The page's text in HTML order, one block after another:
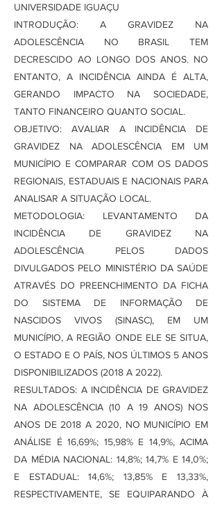
UNIVERSIDADE IGUAÇU
INTRODUÇÃO: A GRAVIDEZ NA
ADOLESCÊNCIA NO BRASIL TEM
DECRESCIDO AO LONGO DOS ANOS. NO
ENTANTO, A INCIDÊNCIA AINDA É ALTA,
GERANDO IMPACTO NA SOCIEDADE,
TANTO FINANCEIRO QUANTO SOCIAL.
OBJETIVO: AVALIAR A INCIDÊNCIA DE
GRAVIDEZ NA ADOLESCÊNCIA EM UM
MUNICÍPIO E COMPARAR COM OS DADOS
REGIONAIS, ESTADUAIS E NACIONAIS PARA
ANALISAR A SITUAÇÃO LOCAL.
METODOLOGIA: LEVANTAMENTO DA
INCIDÊNCIA DE GRAVIDEZ NA
ADOLESCÊNCIA PELOS DADOS
DIVULGADOS PELO MINISTÉRIO DA SAÚDE
ATRAVÉS DO PREENCHIMENTO DA FICHA
DO SISTEMA DE INFORMAÇÃO DE
NASCIDOS VIVOS (SINASC), EM UM
MUNICÍPIO, A REGIÃO ONDE ELE SE SITUA,
O ESTADO E O PAÍS, NOS ÚLTIMOS 5 ANOS
DISPONIBILIZADOS (2018 A 2022).
RESULTADOS: A INCIDÊNCIA DE GRAVIDEZ
NA ADOLESCÊNCIA (10 A 19 ANOS) NOS
ANOS DE 2018 A 2020, NO MUNICÍPIO EM
ANÁLISE É 16,69%; 15,98% E 14,9%, ACIMA
DA MÉDIA NACIONAL: 14,8%; 14,7% E 14,0%;
E ESTADUAL: 14,6%; 13,85% E 13,33%,
RESPECTIVAMENTE, SE EQUIPARANDO À